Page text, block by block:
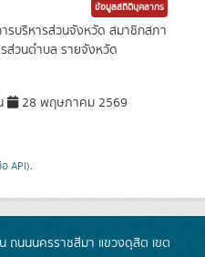
ข้อมูลสถิติบุคลากร
รบริหารส่วนจังหวัด สมาชิกสภา
ส่วนตำบล รายจังหวัด
28 พฤษภาคม 2569
API).
ถนนนครราชสีมา แขวงดุสิต เขต